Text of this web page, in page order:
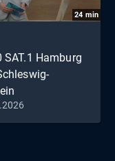
24 min
SAT.1 Hamburg
2026 Folge 131 Die
vom 10.07.2026